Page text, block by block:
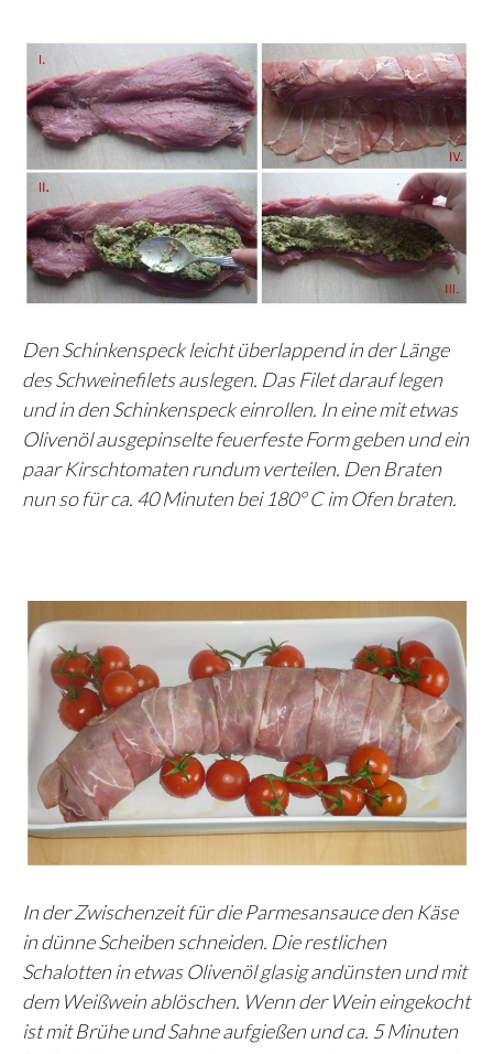
Den Schinkenspeck leicht überlappend in der Länge
des Schweinefilets auslegen. Das Filet darauf legen
und in den Schinkenspeck einrollen. In eine mit etwas
Olivenöl ausgepinselte feuerfeste Form geben und ein
paar Kirschtomaten rundum verteilen. Den Braten
nun so für ca. 40 Minuten bei 180° C im Ofen braten.
In der Zwischenzeit für die Parmesansauce den Käse
in dünne Scheiben schneiden. Die restlichen
Schalotten in etwas Olivenöl glasig andünsten und mit
dem Weißwein ablöschen. Wenn der Wein eingekocht
ist mit Brühe und Sahne aufgießen und ca. 5 Minuten